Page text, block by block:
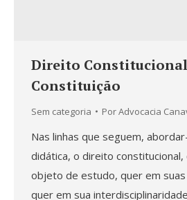
Direito
Constituição
Sem categoria PorAdvocacia
Nas linhas que seguem,
didática, o direito constitucional,
objeto de estudo, quer em
quer em sua